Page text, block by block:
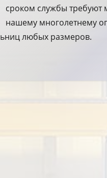
сроком службы требуют
нашему многолетнему
любых размеров.